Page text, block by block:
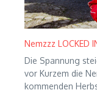
Nemzzz LOCKED
Die Spannung
vor Kurzem die
kommenden